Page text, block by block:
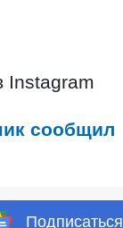
Instagram
сообщил
Подписаться